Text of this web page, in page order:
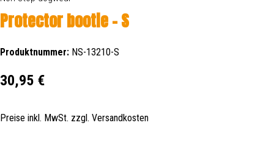
Protector bootie - S
Produktnummer: NS-13210-S
Regulärer Preis:
30,95 €
Preise inkl. MwSt. zzgl. Versandkosten